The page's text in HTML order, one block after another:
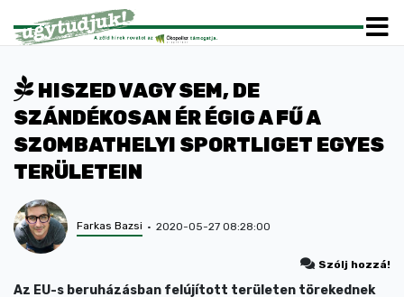
HISZED VAGY SEM, DE
SZÁNDÉKOSAN ÉR ÉGIG A FŰ A
SZOMBATHELYI SPORTLIGET EGYES
TERÜLETEIN
Farkas Bazsi 2020-05-27 08:28:00
Szólj hozzá!
Az EU-s beruházásban felújított területen törekednek